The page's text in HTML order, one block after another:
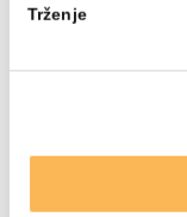
Trženje